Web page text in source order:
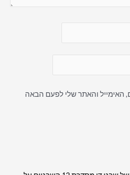
האימייל והאתר שלי לפעם הבאה